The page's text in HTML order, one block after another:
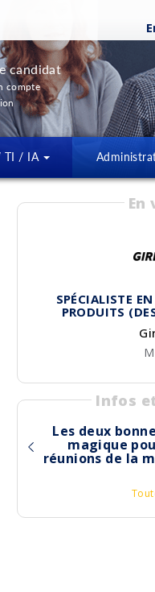
candidat
compte
TI / IA
En
SPÉCIALISTE
PRODUITS
Infos
Les deux
magique
réunions de la